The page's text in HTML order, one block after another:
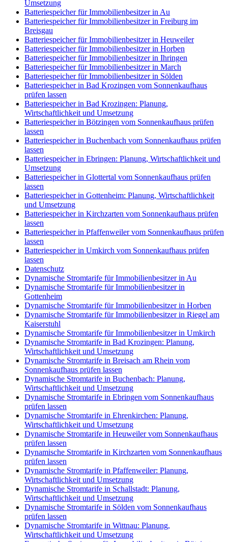
Umsetzung
Batteriespeicher für Immobilienbesitzer in Au
Batteriespeicher für Immobilienbesitzer in Freiburg im
Breisgau
Batteriespeicher für Immobilienbesitzer in Heuweiler
Batteriespeicher für Immobilienbesitzer in Horben
Batteriespeicher für Immobilienbesitzer in Ihringen
Batteriespeicher für Immobilienbesitzer in March
Batteriespeicher für Immobilienbesitzer in Sölden
Batteriespeicher in Bad Krozingen vom Sonnenkaufhaus
prüfen lassen
Batteriespeicher in Bad Krozingen: Planung,
Wirtschaftlichkeit und Umsetzung
Batteriespeicher in Bötzingen vom Sonnenkaufhaus prüfen
lassen
Batteriespeicher in Buchenbach vom Sonnenkaufhaus prüfen
lassen
Batteriespeicher in Ebringen: Planung, Wirtschaftlichkeit und
Umsetzung
Batteriespeicher in Glottertal vom Sonnenkaufhaus prüfen
lassen
Batteriespeicher in Gottenheim: Planung, Wirtschaftlichkeit
und Umsetzung
Batteriespeicher in Kirchzarten vom Sonnenkaufhaus prüfen
lassen
Batteriespeicher in Pfaffenweiler vom Sonnenkaufhaus prüfen
lassen
Batteriespeicher in Umkirch vom Sonnenkaufhaus prüfen
lassen
Datenschutz
Dynamische Stromtarife für Immobilienbesitzer in Au
Dynamische Stromtarife für Immobilienbesitzer in
Gottenheim
Dynamische Stromtarife für Immobilienbesitzer in Horben
Dynamische Stromtarife für Immobilienbesitzer in Riegel am
Kaiserstuhl
Dynamische Stromtarife für Immobilienbesitzer in Umkirch
Dynamische Stromtarife in Bad Krozingen: Planung,
Wirtschaftlichkeit und Umsetzung
Dynamische Stromtarife in Breisach am Rhein vom
Sonnenkaufhaus prüfen lassen
Dynamische Stromtarife in Buchenbach: Planung,
Wirtschaftlichkeit und Umsetzung
Dynamische Stromtarife in Ebringen vom Sonnenkaufhaus
prüfen lassen
Dynamische Stromtarife in Ehrenkirchen: Planung,
Wirtschaftlichkeit und Umsetzung
Dynamische Stromtarife in Heuweiler vom Sonnenkaufhaus
prüfen lassen
Dynamische Stromtarife in Kirchzarten vom Sonnenkaufhaus
prüfen lassen
Dynamische Stromtarife in Pfaffenweiler: Planung,
Wirtschaftlichkeit und Umsetzung
Dynamische Stromtarife in Schallstadt: Planung,
Wirtschaftlichkeit und Umsetzung
Dynamische Stromtarife in Sölden vom Sonnenkaufhaus
prüfen lassen
Dynamische Stromtarife in Wittnau: Planung,
Wirtschaftlichkeit und Umsetzung